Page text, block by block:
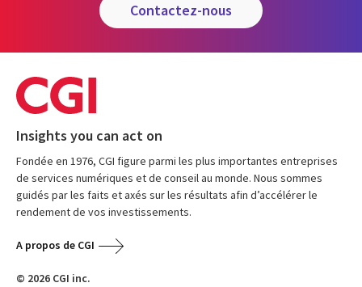
contactez-nous
Insights you can act on
Fondée en 1976, CGI figure parmi les plus importantes entreprises
de services numériques et de conseil au monde. Nous sommes
guidés par les faits et axés sur les résultats afin d’accélérer le
rendement de vos investissements.
A propos de CGI
© 2026 CGI inc.